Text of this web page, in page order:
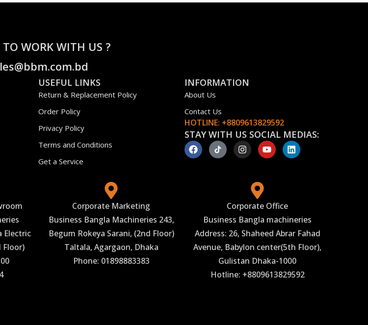
TO WORK WITH US ?
USEFUL LINKS
Return & Replacement Policy
Order Policy
Privacy Policy
Terms and Conditions
Get a Service
INFORMATION
About Us
Contact Us
HOTLINE: +8809613829592
STAY WITH US SOCIAL MEDIAS:
Electric
Floor)
Phone: 01898883383
Corporate Marketing
Business Bangla Machineries 243,
Begum Rokeya Sarani, (2nd Floor)
Taltala, Agargaon, Dhaka
Corporate Office
Business Bangla machineries
Address: 26, Shaheed Abrar Fahad
Avenue, Babylon center(5th Floor),
Gulistan Dhaka-1000
Hotline: +8809613829592